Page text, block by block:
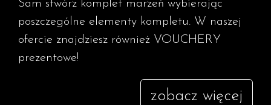
Sam stwórz komplet marzeń wybierając
poszczególne elementy kompletu. W naszej
ofercie znajdziesz również VOUCHERY
prezentowe!
zobacz więcej